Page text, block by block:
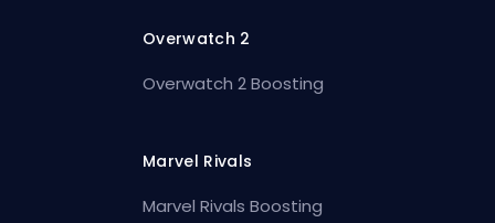
Overwatch 2
Overwatch 2 Boosting
Marvel Rivals
Marvel Rivals Boosting